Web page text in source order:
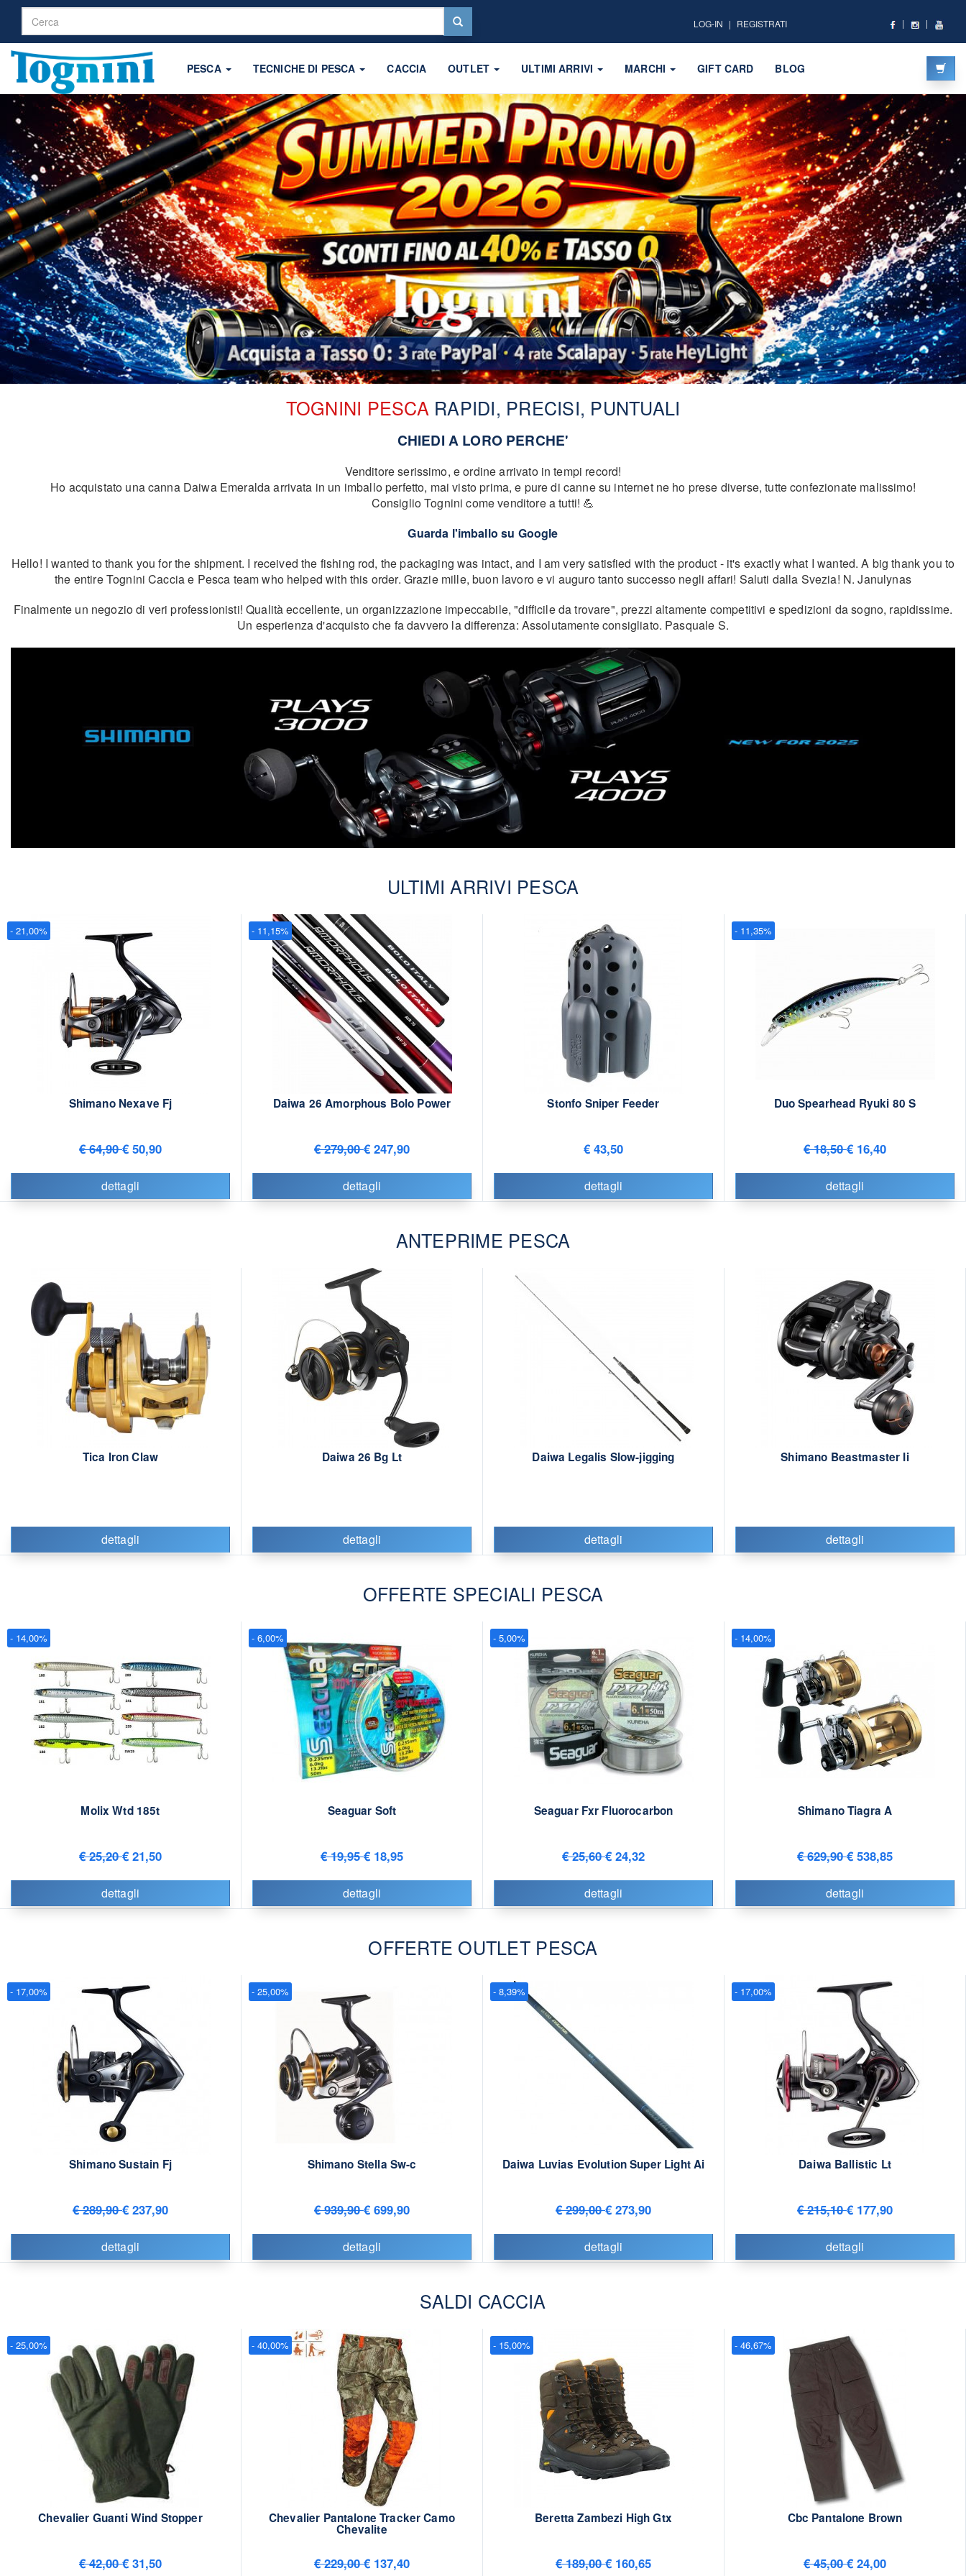
LOG-IN REGISTRATI
PESCA TECNICHE DI PESCA CACCIA OUTLET ULTIMI ARRIVI MARCHI GIFT CARD BLOG
TOGNINI PESCA RAPIDI, PRECISI, PUNTUALI
CHIEDI A LORO PERCHE'
Venditore serissimo, e ordine arrivato in tempi record!
Ho acquistato una canna Daiwa Emeralda arrivata in un imballo perfetto, mai visto prima, e pure di canne su internet ne ho prese diverse, tutte confezionate malissimo!
Consiglio Tognini come venditore a tutti! 💪
Guarda l'imballo su Google
Hello! I wanted to thank you for the shipment. I received the fishing rod, the packaging was intact, and I am very satisfied with the product - it's exactly what I wanted. A big thank you to
the entire Tognini Caccia e Pesca team who helped with this order. Grazie mille, buon lavoro e vi auguro tanto successo negli affari! Saluti dalla Svezia! N. Janulynas
Finalmente un negozio di veri professionisti! Qualità eccellente, un organizzazione impeccabile, "difficile da trovare", prezzi altamente competitivi e spedizioni da sogno, rapidissime.
Un esperienza d'acquisto che fa davvero la differenza: Assolutamente consigliato. Pasquale S.
ULTIMI ARRIVI PESCA
Shimano Nexave Fj
€ 64,90€ 50,90
dettagli
- 21,00%
Daiwa 26 Amorphous Bolo Power
€ 279,00€ 247,90
dettagli
- 11,15%
Stonfo Sniper Feeder
€ 43,50
dettagli
Duo Spearhead Ryuki 80 S
€ 18,50€ 16,40
dettagli
- 11,35%
ANTEPRIME PESCA
Tica Iron Claw
dettagli
Daiwa 26 Bg Lt
dettagli
Daiwa Legalis Slow-jigging
dettagli
Shimano Beastmaster Ii
dettagli
OFFERTE SPECIALI PESCA
Molix Wtd 185t
€ 25,20€ 21,50
dettagli
- 14,00%
Seaguar Soft
€ 19,95€ 18,95
dettagli
- 6,00%
Seaguar Fxr Fluorocarbon
€ 25,60€ 24,32
dettagli
- 5,00%
Shimano Tiagra A
€ 629,90€ 538,85
dettagli
- 14,00%
OFFERTE OUTLET PESCA
Shimano Sustain Fj
€ 289,90€ 237,90
dettagli
- 17,00%
Shimano Stella Sw-c
€ 939,90€ 699,90
dettagli
- 25,00%
Daiwa Luvias Evolution Super Light Ai
€ 299,00€ 273,90
dettagli
- 8,39%
Daiwa Ballistic Lt
€ 215,10€ 177,90
dettagli
- 17,00%
SALDI CACCIA
Chevalier Guanti Wind Stopper
€ 42,00€ 31,50
- 25,00%
Chevalier Pantalone Tracker Camo
Chevalite
€ 229,00€ 137,40
- 40,00%
Beretta Zambezi High Gtx
€ 189,00€ 160,65
- 15,00%
Cbc Pantalone Brown
€ 45,00€ 24,00
- 46,67%